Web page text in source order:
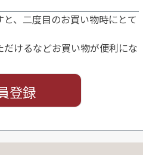
、二度目のお買い物時にとて
けるなどお買い物が便利にな
登録